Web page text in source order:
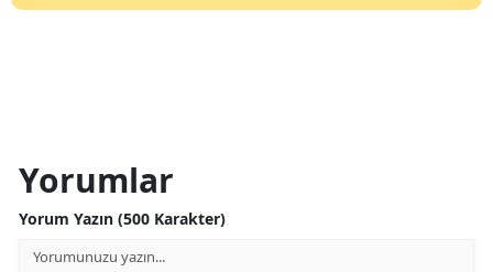
Yorumlar
Yorum Yazın (500 Karakter)